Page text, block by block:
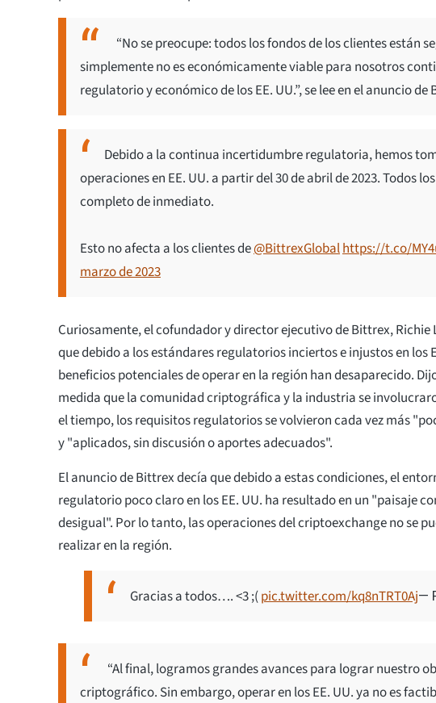
“No se preocupe: todos los fondos de los clientes están
simplemente no es económicamente viable para nosotros
regulatorio y económico de los EE. UU.”, se lee en el anuncio de
Debido a la continua incertidumbre regulatoria, hemos
operaciones en EE. UU. a partir del 30 de abril de 2023. Todos
completo de inmediato.
Esto no afecta a los clientes de@BittrexGlobalhttps://t.co/
marzo de 2023
Curiosamente, el cofundador y director ejecutivo de Bittrex, Richie
que debido a los estándares regulatorios inciertos e injustos en los
beneficios potenciales de operar en la región han desaparecido.
medida que la comunidad criptográfica y la industria se
el tiempo, los requisitos regulatorios se volvieron cada vez más
y "aplicados, sin discusión o aportes adecuados".
El anuncio de Bittrex decía que debido a estas condiciones, el
regulatorio poco claro en los EE. UU. ha resultado en un "paisaje
desigual". Por lo tanto, las operaciones del criptoexchange no se
realizar en la región.
Gracias a todos…. <3 ;(pic.twitter.com/kq8nTRT0Aj—
“Al final, logramos grandes avances para lograr nuestro
criptográfico. Sin embargo, operar en los EE. UU. ya no es